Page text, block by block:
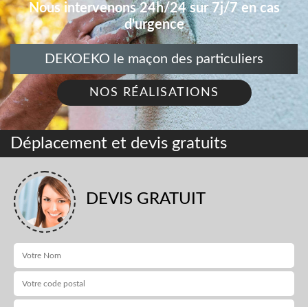
Nous intervenons 24h/24 sur 7j/7 en cas
d'urgence
DEKOEKO le maçon des particuliers
NOS RÉALISATIONS
Déplacement et devis gratuits
DEVIS GRATUIT